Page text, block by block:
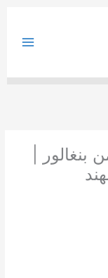
بنغالور |